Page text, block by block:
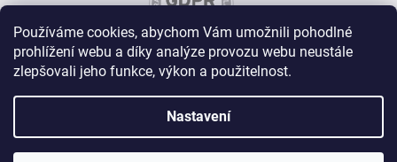
Používáme cookies, abychom Vám umožnili pohodlné
prohlížení webu a díky analýze provozu webu neustále
zlepšovali jeho funkce, výkon a použitelnost.
Nastavení
Nakupujte na Zuty bezpečně a bez obav. Díky
prohlížečem a serverem se přenášejí v